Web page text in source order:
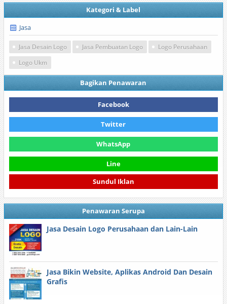
Kategori & Label
Jasa
Jasa Desain Logo Jasa Pembuatan Logo
Logo Perusahaan
Logo Ukm
Bagikan Penawaran
Facebook
Twitter
WhatsApp
Line
Sundul Iklan
Penawaran Serupa
Jasa Desain Logo Perusahaan dan Lain-Lain
Jasa Bikin Website, Aplikas Android Dan Desain
Grafis